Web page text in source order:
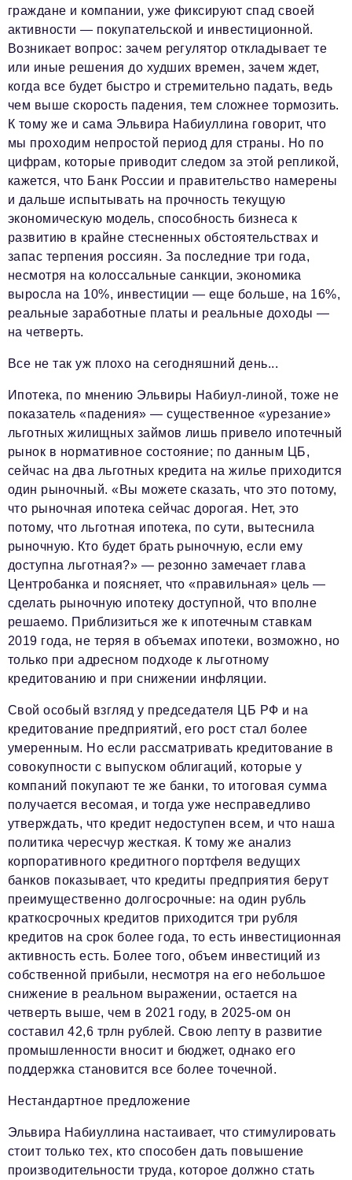
граждане и компании, уже фиксируют спад своей
активности — покупательской и инвестиционной.
Возникает вопрос: зачем регулятор откладывает те
или иные решения до худших времен, зачем ждет,
когда все будет быстро и стремительно падать, ведь
чем выше скорость падения, тем сложнее тормозить.
К тому же и сама Эльвира Набиуллина говорит, что
мы проходим непростой период для страны. Но по
цифрам, которые приводит следом за этой репликой,
кажется, что Банк России и правительство намерены
и дальше испытывать на прочность текущую
экономическую модель, способность бизнеса к
развитию в крайне стесненных обстоятельствах и
запас терпения россиян. За последние три года,
несмотря на колоссальные санкции, экономика
выросла на 10%, инвестиции — еще больше, на 16%,
реальные заработные платы и реальные доходы —
на четверть.
Все не так уж плохо на сегодняшний день...
Ипотека, по мнению Эльвиры Набиул-линой, тоже не
показатель «падения» — существенное «урезание»
льготных жилищных займов лишь привело ипотечный
рынок в нормативное состояние; по данным ЦБ,
сейчас на два льготных кредита на жилье приходится
один рыночный. «Вы можете сказать, что это потому,
что рыночная ипотека сейчас дорогая. Нет, это
потому, что льготная ипотека, по сути, вытеснила
рыночную. Кто будет брать рыночную, если ему
доступна льготная?» — резонно замечает глава
Центробанка и поясняет, что «правильная» цель —
сделать рыночную ипотеку доступной, что вполне
решаемо. Приблизиться же к ипотечным ставкам
2019 года, не теряя в объемах ипотеки, возможно, но
только при адресном подходе к льготному
кредитованию и при снижении инфляции.
Свой особый взгляд у председателя ЦБ РФ и на
кредитование предприятий, его рост стал более
умеренным. Но если рассматривать кредитование в
совокупности с выпуском облигаций, которые у
компаний покупают те же банки, то итоговая сумма
получается весомая, и тогда уже несправедливо
утверждать, что кредит недоступен всем, и что наша
политика чересчур жесткая. К тому же анализ
корпоративного кредитного портфеля ведущих
банков показывает, что кредиты предприятия берут
преимущественно долгосрочные: на один рубль
краткосрочных кредитов приходится три рубля
кредитов на срок более года, то есть инвестиционная
активность есть. Более того, объем инвестиций из
собственной прибыли, несмотря на его небольшое
снижение в реальном выражении, остается на
четверть выше, чем в 2021 году, в 2025-ом он
составил 42,6 трлн рублей. Свою лепту в развитие
промышленности вносит и бюджет, однако его
поддержка становится все более точечной.
Нестандартное предложение
Эльвира Набиуллина настаивает, что стимулировать
стоит только тех, кто способен дать повышение
производительности труда, которое должно стать